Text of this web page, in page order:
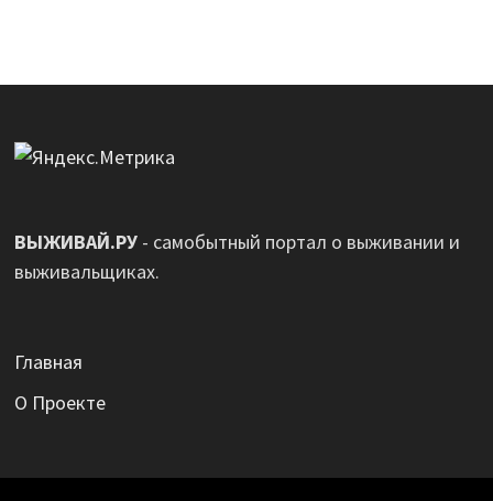
ВЫЖИВАЙ.РУ- самобытный портал о выживании и
выживальщиках.
Главная
О Проекте